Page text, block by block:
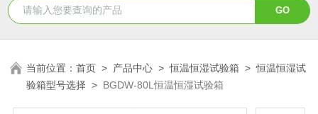
当前位置：首页 > 产品中心 >恒温恒湿试验箱 >恒温恒湿试
验箱型号选择 > BGDW-80L恒温恒湿试验箱